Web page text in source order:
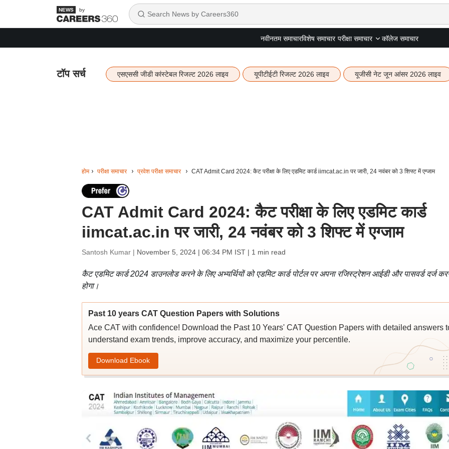
by
नवीनतम समाचारविशेष समाचार परीक्षा समाचार कॉलेज समाचार
टॉप सर्च एसएससी जीडी कांस्टेबल रिजल्ट 2026 लाइव यूपीटीईटी रिजल्ट 2026 लाइव यूजीसी नेट जून आंसर 2026 लाइव
होम परीक्षा समाचार प्रवेश परीक्षा समाचार CAT Admit Card 2024: कैट परीक्षा के लिए एडमिट कार्ड iimcat.ac.in पर जारी, 24 नवंबर को 3 शिफ्ट में एग्जाम
CAT Admit Card 2024: कैट परीक्षा के लिए एडमिट कार्ड
iimcat.ac.in पर जारी, 24 नवंबर को 3 शिफ्ट में एग्जाम
Santosh Kumar | November 5, 2024 | 06:34 PM IST| 1 min read
कैट एडमिट कार्ड 2024 डाउनलोड करने के लिए अभ्यर्थियों को एडमिट कार्ड पोर्टल पर अपना रजिस्ट्रेशन आईडी और पासवर्ड दर्ज
होगा।
Past 10 years CAT Question Papers with Solutions
Ace CAT with confidence! Download the Past 10 Years' CAT Question Papers with detailed answers
understand exam trends, improve accuracy, and maximize your percentile.
Download Ebook